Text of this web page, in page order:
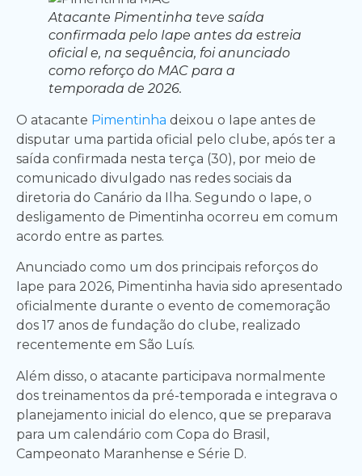
Atacante Pimentinha teve saída
confirmada pelo Iape antes da estreia
oficial e, na sequência, foi anunciado
como reforço do MAC para a
temporada de 2026.
O atacante Pimentinha deixou o Iape antes de
disputar uma partida oficial pelo clube, após ter a
saída confirmada nesta terça (30), por meio de
comunicado divulgado nas redes sociais da
diretoria do Canário da Ilha. Segundo o Iape, o
desligamento de Pimentinha ocorreu em comum
acordo entre as partes.
Anunciado como um dos principais reforços do
Iape para 2026, Pimentinha havia sido apresentado
oficialmente durante o evento de comemoração
dos 17 anos de fundação do clube, realizado
recentemente em São Luís.
Além disso, o atacante participava normalmente
dos treinamentos da pré-temporada e integrava o
planejamento inicial do elenco, que se preparava
para um calendário com Copa do Brasil,
Campeonato Maranhense e Série D.